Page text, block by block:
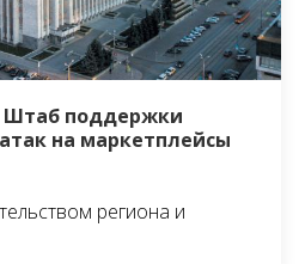
Штаб поддержки
на маркетплейсы
региона и